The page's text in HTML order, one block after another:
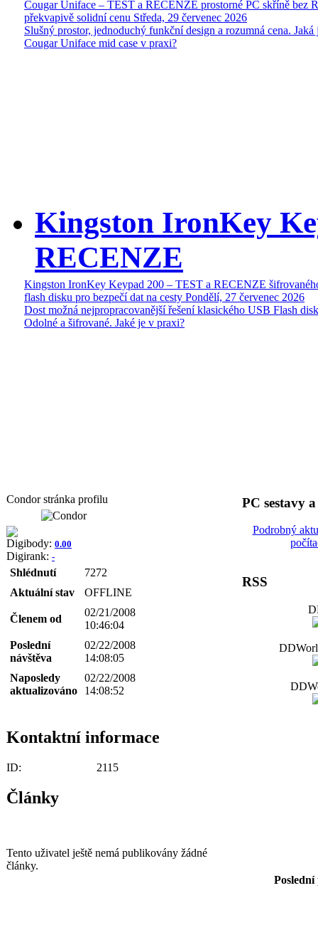
Cougar Uniface – TEST a RECENZE prostorné PC skříně bez
překvapivě solidní cenu Středa, 29 červenec 2026
Slušný prostor, jednoduchý funkční design a rozumná cena. Jaká
Cougar Uniface mid case v praxi?
Kingston IronKey
RECENZE
Kingston IronKey Keypad 200 – TEST a RECENZE
flash disku pro bezpečí dat na cesty Pondělí, 27 červenec 2026
Dost možná nejpropracovanější řešení klasického USB Flash
Odolné a šifrované. Jaké je v praxi?
Condor stránka profilu
Digibody: 0.00
Digirank: -
Shlédnutí
7272
Aktuální stav
OFFLINE
Členem od
02/21/2008
10:46:04
Poslední
návštěva
02/22/2008
14:08:05
Naposledy
aktualizováno
02/22/2008
14:08:52
Kontaktní informace
ID: 2115
Články
Tento uživatel ještě nemá publikovány žádné
články.
PC sestavy
Podrobný
RSS